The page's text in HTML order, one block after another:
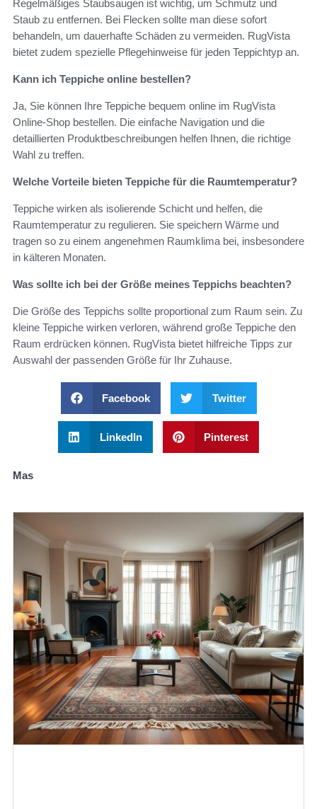
Regelmäßiges Staubsaugen ist wichtig, um Schmutz und
Staub zu entfernen. Bei Flecken sollte man diese sofort
behandeln, um dauerhafte Schäden zu vermeiden. RugVista
bietet zudem spezielle Pflegehinweise für jeden Teppichtyp an.
Kann ich Teppiche online bestellen?
Ja, Sie können Ihre Teppiche bequem online im RugVista
Online-Shop bestellen. Die einfache Navigation und die
detaillierten Produktbeschreibungen helfen Ihnen, die richtige
Wahl zu treffen.
Welche Vorteile bieten Teppiche für die Raumtemperatur?
Teppiche wirken als isolierende Schicht und helfen, die
Raumtemperatur zu regulieren. Sie speichern Wärme und
tragen so zu einem angenehmen Raumklima bei, insbesondere
in kälteren Monaten.
Was sollte ich bei der Größe meines Teppichs beachten?
Die Größe des Teppichs sollte proportional zum Raum sein. Zu
kleine Teppiche wirken verloren, während große Teppiche den
Raum erdrücken können. RugVista bietet hilfreiche Tipps zur
Auswahl der passenden Größe für Ihr Zuhause.
Facebook Twitter
LinkedIn Pinterest
Mas